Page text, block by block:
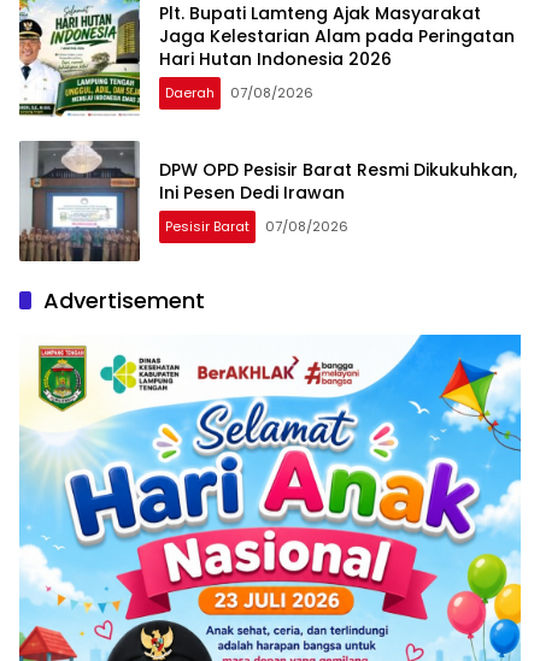
Plt. Bupati Lamteng Ajak Masyarakat
Jaga Kelestarian Alam pada Peringatan
Hari Hutan Indonesia 2026
Daerah 07/08/2026
DPW OPD Pesisir Barat Resmi Dikukuhkan,
Ini Pesen Dedi Irawan
Pesisir Barat 07/08/2026
Advertisement